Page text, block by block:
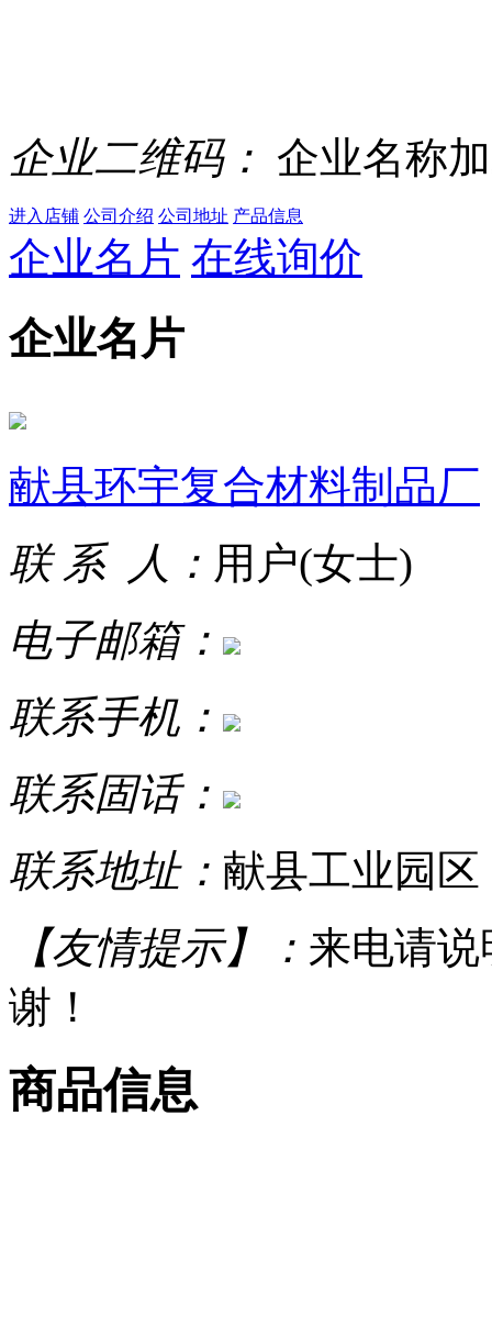
企业二维码： 企业名称
进入店铺 公司介绍 公司地址 产品信息
企业名片 在线询价
企业名片
献县环宇复合材料制品厂
联 系 人： 用户(女士)
电子邮箱：
联系手机：
联系固话：
联系地址： 献县工业园区
【友情提示】： 来电请
谢！
商品信息